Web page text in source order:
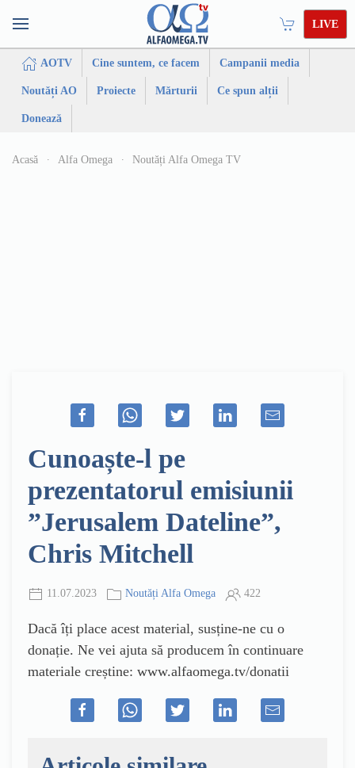
LIVE
AOTV Cine suntem, ce facem Campanii media
Noutăți AO Proiecte Mărturii Ce spun alții
Donează
Acasă Alfa Omega Noutăți Alfa Omega TV
Cunoaște-l pe
prezentatorul emisiunii
”Jerusalem Dateline”,
Chris Mitchell
11.07.2023 Noutăți Alfa Omega 422
Dacă îți place acest material, susține-ne cu o
donație. Ne vei ajuta să producem în continuare
materiale creștine: www.alfaomega.tv/donatii